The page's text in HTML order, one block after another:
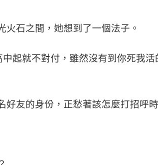
火石之間，她想到了一個法子。
起就不對付，雖然沒有到你死我
好友的身份，正愁著該怎麼打招